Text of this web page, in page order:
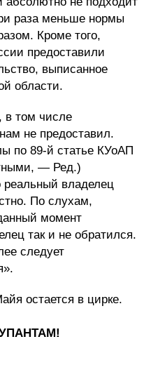
раза меньше нормы
Кроме того,
предоставили
выписанное
области.
в том числе
не предоставил.
по 89-й статье КУоАП
— Ред.)
владелец
По слухам,
момент
так и не обратился.
следует
остается в цирке.